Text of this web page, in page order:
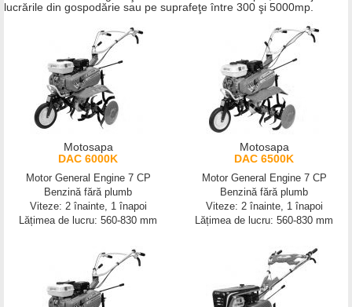
lucrările din gospodărie sau pe suprafeţe între 300 şi 5000mp.
Motosapa
DAC 6000K
Motor General Engine 7 CP
Benzină fără plumb
Viteze: 2 înainte, 1 înapoi
Lățimea de lucru: 560-830 mm
Motosapa
DAC 6500K
Motor General Engine 7 CP
Benzină fără plumb
Viteze: 2 înainte, 1 înapoi
Lățimea de lucru: 560-830 mm